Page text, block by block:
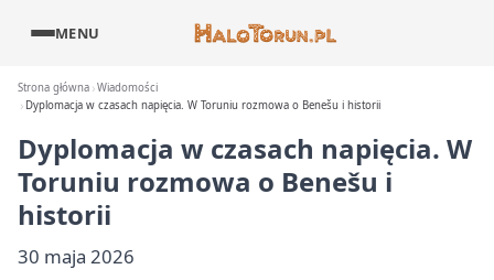
MENU
Strona główna Wiadomości
Dyplomacja w czasach napięcia. W Toruniu rozmowa o Benešu i historii
Dyplomacja w czasach napięcia. W
Toruniu rozmowa o Benešu i
historii
30 maja 2026